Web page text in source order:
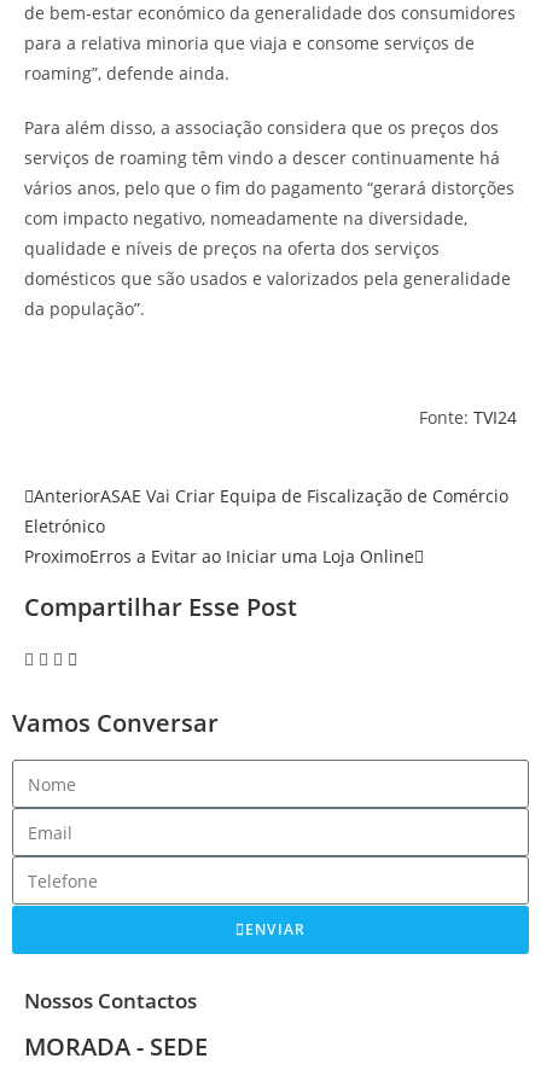
de bem-estar económico da generalidade dos consumidores
para a relativa minoria que viaja e consome serviços de
roaming”, defende ainda.
Para além disso, a associação considera que os preços dos
serviços de roaming têm vindo a descer continuamente há
vários anos, pelo que o fim do pagamento “gerará distorções
com impacto negativo, nomeadamente na diversidade,
qualidade e níveis de preços na oferta dos serviços
domésticos que são usados e valorizados pela generalidade
da população”.
Fonte: TVI24
AnteriorASAE Vai Criar Equipa de Fiscalização de Comércio
Eletrónico
ProximoErros a Evitar ao Iniciar uma Loja Online
Compartilhar Esse Post
Vamos Conversar
ENVIAR
Nossos Contactos
MORADA - SEDE